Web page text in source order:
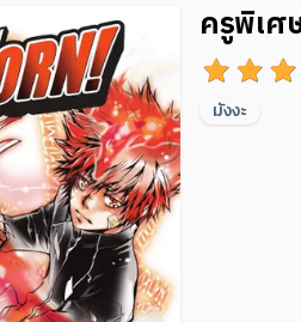
ครูพิเศ
มังงะ